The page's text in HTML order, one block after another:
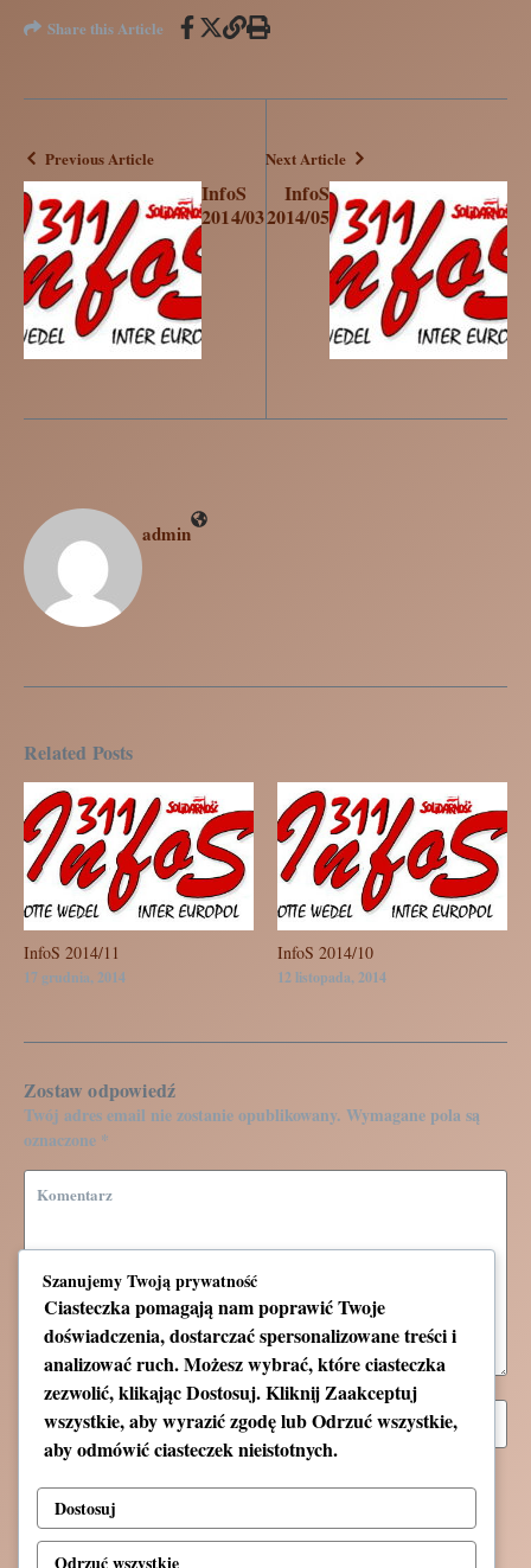
Share this Article
Previous Article
InfoS
2014/03
Next Article
InfoS
2014/05
admin
Related Posts
InfoS 2014/11
17 grudnia, 2014
InfoS 2014/10
12 listopada, 2014
Zostaw odpowiedź
Twój adres email nie zostanie opublikowany. Wymagane pola są
oznaczone *
kolejnych komentarzy.
Szanujemy Twoją prywatność
Ciasteczka pomagają nam poprawić Twoje
doświadczenia, dostarczać spersonalizowane treści i
analizować ruch. Możesz wybrać, które ciasteczka
zezwolić, klikającDostosuj. KliknijZaakceptuj
wszystkie, aby wyrazić zgodę lubOdrzuć wszystkie,
aby odmówić ciasteczek nieistotnych.
Dostosuj
Odrzuć wszystkie